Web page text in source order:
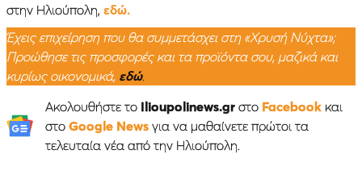
στην Ηλιούπολη, εδώ.
Έχεις επιχείρηση που θα συμμετάσχει στη «Χρυσή Νύχτα»;
Προώθησε τις προσφορές και τα προϊόντα σου, μαζικά και
κυρίως οικονομικά, εδώ.
Ακολουθήστε το Ilioupolinews.grστο Facebookκαι
στο Google Newsγια να μαθαίνετε πρώτοι τα
τελευταία νέα από την Ηλιούπολη.